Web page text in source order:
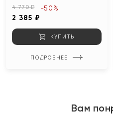
4 770 ₽
2 385 ₽
-50%
КУПИТЬ
ПОДРОБНЕЕ
Вам